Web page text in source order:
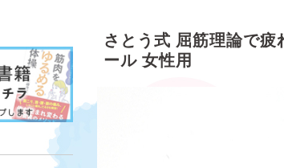
さとう式 屈筋理論で
ール 女性用